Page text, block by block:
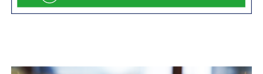
estatal de Magallanes.